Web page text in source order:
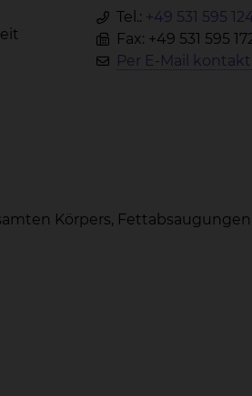
Tel.: +49 531 595
Fax: +49 531 595
Per E-Mail
Körpers, Fettabsaugungen